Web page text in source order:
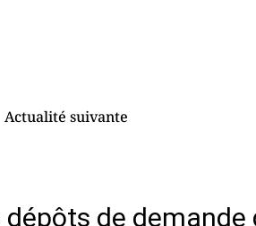
Actualité suivante
de